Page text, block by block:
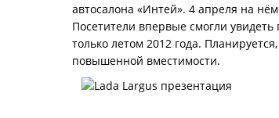
автосалона «Интей». 4 апреля на
Посетители впервые смогли
только летом 2012 года.
повышенной вместимости.